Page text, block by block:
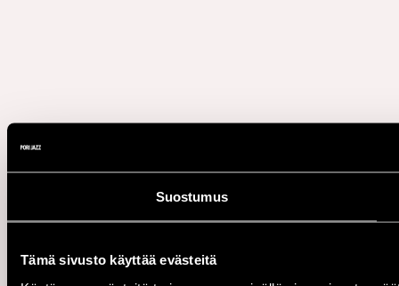
Suostumus
Tämä sivusto käyttää evästeitä